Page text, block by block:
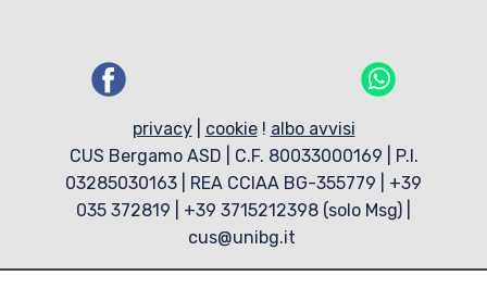
privacy| cookie! albo avvisi
CUS Bergamo ASD | C.F. 80033000169 | P.I.
03285030163 | REA CCIAA BG-355779 | +39
035 372819 | +39 3715212398 (solo Msg) |
cus@unibg.it